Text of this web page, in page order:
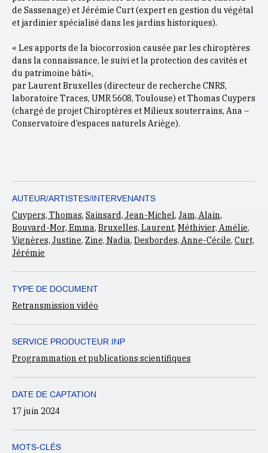
de Sassenage) et Jérémie Curt (expert en gestion du végétal
et jardinier spécialisé dans les jardins historiques).
« Les apports de la biocorrosion causée par les chiroptères
dans la connaissance, le suivi et la protection des cavités et
du patrimoine bâti»,
par Laurent Bruxelles (directeur de recherche CNRS,
laboratoire Traces, UMR 5608, Toulouse) et Thomas Cuypers
(chargé de projet Chiroptères et Milieux souterrains, Ana –
Conservatoire d’espaces naturels Ariège).
AUTEUR/ARTISTES/INTERVENANTS
Cuypers, Thomas, Sainsard, Jean-Michel, Jam, Alain,
Bouvard-Mor, Emma, Bruxelles, Laurent, Méthivier, Amélie,
Vignères, Justine, Zine, Nadia, Desbordes, Anne-Cécile, Curt,
Jérémie
TYPE DE DOCUMENT
Retransmission vidéo
SERVICE PRODUCTEUR INP
Programmation et publications scientifiques
DATE DE CAPTATION
17 juin 2024
MOTS-CLÉS